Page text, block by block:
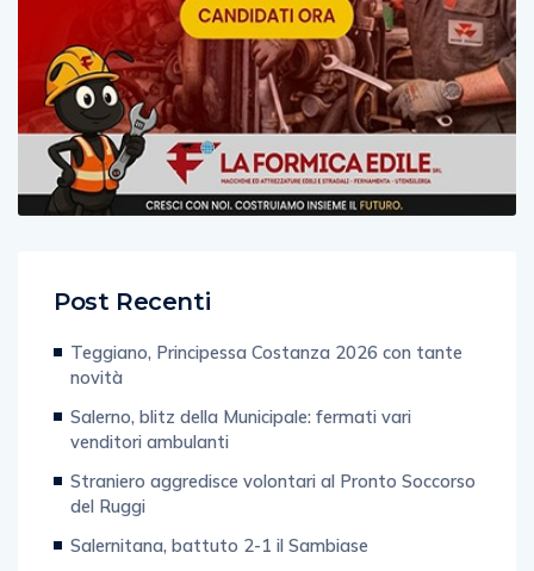
Post Recenti
Teggiano, Principessa Costanza 2026 con tante
novità
Salerno, blitz della Municipale: fermati vari
venditori ambulanti
Straniero aggredisce volontari al Pronto Soccorso
del Ruggi
Salernitana, battuto 2-1 il Sambiase